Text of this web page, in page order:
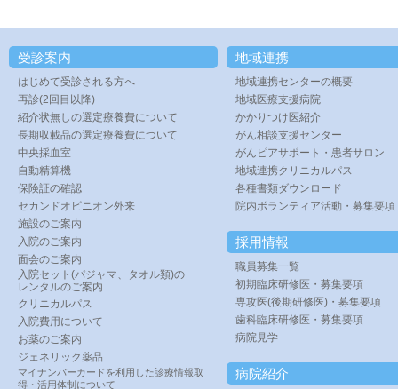
受診案内
はじめて受診される方へ
再診(2回目以降)
紹介状無しの選定療養費について
長期収載品の選定療養費について
中央採血室
自動精算機
保険証の確認
セカンドオピニオン外来
施設のご案内
入院のご案内
面会のご案内
入院セット(パジャマ、タオル類)の
レンタルのご案内
クリニカルパス
入院費用について
お薬のご案内
ジェネリック薬品
マイナンバーカードを利用した診療情報取
得・活用体制について
地域連携
地域連携センターの概要
地域医療支援病院
かかりつけ医紹介
がん相談支援センター
がんピアサポート・患者サロン
地域連携クリニカルパス
各種書類ダウンロード
院内ボランティア活動・募集要項
採用情報
職員募集一覧
初期臨床研修医・募集要項
専攻医(後期研修医)・募集要項
歯科臨床研修医・募集要項
病院見学
病院紹介